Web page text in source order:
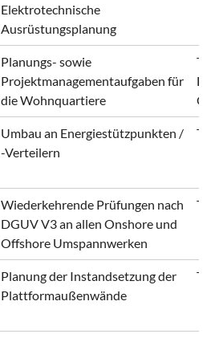
Elektrotechnische
Ausrüstungsplanung
Planungs- sowie
Projektmanagementaufgaben für
die Wohnquartiere
Umbau an Energiestützpunkten /
-Verteilern
Wiederkehrende Prüfungen nach
DGUV V3 an allen Onshore und
Offshore Umspannwerken
Planung der Instandsetzung der
Plattformaußenwände